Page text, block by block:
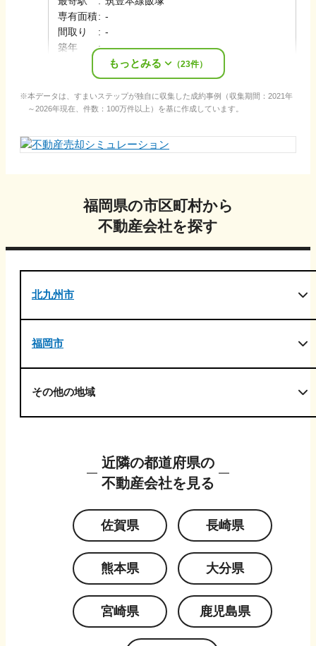
専有面積: -
間取り
: -
築年
: -
2026年春
もっとみる （23件）
本データは、すまいステップが独自に収集した成約事例（収集期間：2021年
～2026年現在、件数：100万件以上）を基に作成しています。
福岡県の市区町村から
不動産会社を探す
北九州市
福岡市
その他の地域
近隣の都道府県の
不動産会社を見る
佐賀県 長崎県
熊本県 大分県
宮崎県 鹿児島県